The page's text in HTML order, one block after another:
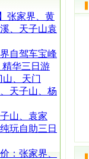
张家界、黄
、天子山袁
自驾车宝峰
华三日游
、天门
天子山、杨
山、袁家
玩自助三日
：张家界、